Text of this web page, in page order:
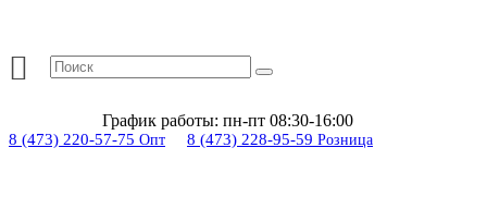
График работы: пн-пт 08:30-16:00
8 (473) 220-57-75 Опт 8 (473) 228-95-59 Розница